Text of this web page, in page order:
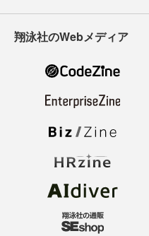
翔泳社のWebメディア